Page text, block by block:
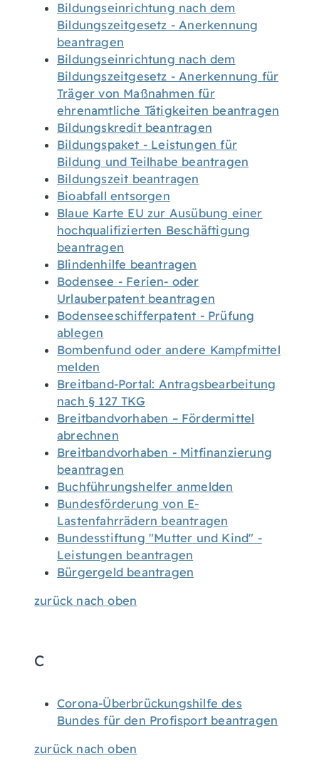
Bildungseinrichtung nach dem
Bildungszeitgesetz - Anerkennung
beantragen
Bildungseinrichtung nach dem
Bildungszeitgesetz - Anerkennung für
Träger von Maßnahmen für
ehrenamtliche Tätigkeiten beantragen
Bildungskredit beantragen
Bildungspaket - Leistungen für
Bildung und Teilhabe beantragen
Bildungszeit beantragen
Bioabfall entsorgen
Blaue Karte EU zur Ausübung einer
hochqualifizierten Beschäftigung
beantragen
Blindenhilfe beantragen
Bodensee - Ferien- oder
Urlauberpatent beantragen
Bodenseeschifferpatent - Prüfung
ablegen
Bombenfund oder andere Kampfmittel
melden
Breitband-Portal: Antragsbearbeitung
nach § 127 TKG
Breitbandvorhaben – Fördermittel
abrechnen
Breitbandvorhaben - Mitfinanzierung
beantragen
Buchführungshelfer anmelden
Bundesförderung von E-
Lastenfahrrädern beantragen
Bundesstiftung "Mutter und Kind" -
Leistungen beantragen
Bürgergeld beantragen
zurück nach oben
C
Corona-Überbrückungshilfe des
Bundes für den Profisport beantragen
zurück nach oben